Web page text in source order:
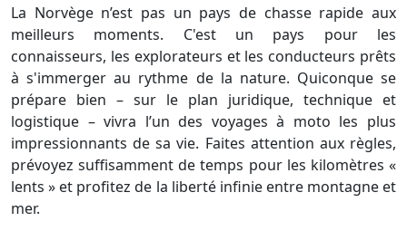
La Norvège n’est pas un pays de chasse rapide aux
meilleurs moments. C'est un pays pour les
connaisseurs, les explorateurs et les conducteurs prêts
à s'immerger au rythme de la nature. Quiconque se
prépare bien – sur le plan juridique, technique et
logistique – vivra l’un des voyages à moto les plus
impressionnants de sa vie. Faites attention aux règles,
prévoyez suffisamment de temps pour les kilomètres «
lents » et profitez de la liberté infinie entre montagne et
mer.